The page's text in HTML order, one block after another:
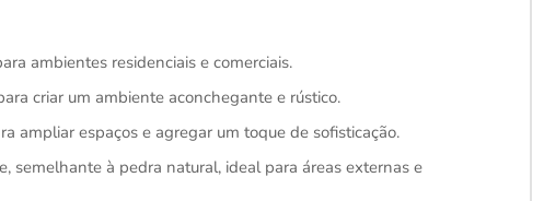
ambientes residenciais e comerciais.
criar um ambiente aconchegante e rústico.
ampliar espaços e agregar um toque de sofisticação.
semelhante à pedra natural, ideal para áreas externas e